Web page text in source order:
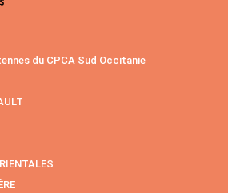
du CPCA Sud Occitanie